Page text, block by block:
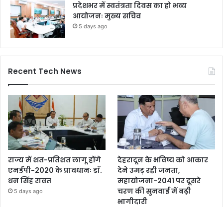
प्रदेशभर में स्वतंत्रता दिवस का हो भव्य
आयोजनः मुख्य सचिव
5 days ago
Recent Tech News
राज्य में शत-प्रतिशत लागू होंगे
एनईपी-2020 के प्रावधानः डाॅ.
धन सिंह रावत
5 days ago
देहरादून के भविष्य को आकार
देने उमड़ रही जनता,
महायोजना-2041 पर दूसरे
चरण की सुनवाई में बढ़ी
भागीदारी